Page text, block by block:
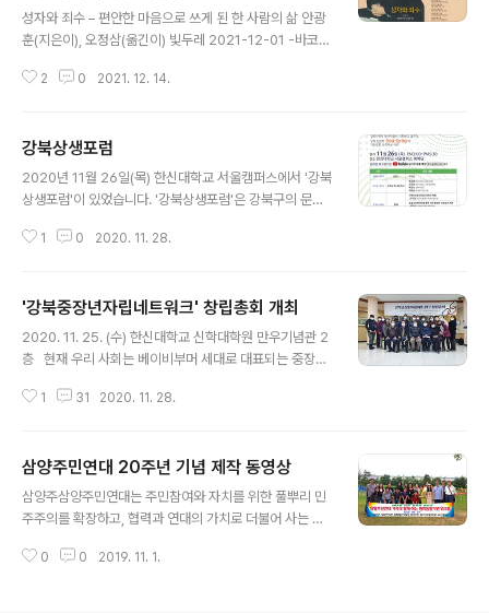
성자와 죄수 – 편안한 마음으로 쓰게 된 한 사람의 삶 안광
훈(지은이), 오정삼(옮긴이) 빛두레 2021-12-01 -바코
-페이지: 292쪽 -규격: 154*2224mm(신국판) -발행
로서 1941년 뉴질랜드 오클랜드에서 태어났다. 1965년
사제로 수품을 받고, 1966년 선교사로 한국으로 파견되었
다. 강원도 원주교구 산간지방과 서울의 빈민지역을 중심
삶의 자리를 틀면서, (사)삼양주민연대 이사장 맡고 있으
2 0 2021. 12. 14.
강북상생포럼
2020년 11월 26일(목) 한신대학교 서울캠퍼스에서 '강북
상생포럼'이 있었습니다. '강북상생포럼'은 강북구의 문제
‘Think-Do-Net’의 가능성을 모색하기 위한 출발점입니
은 코로나 상황을 고려하여 비대면을 원칙으로 하여 발제
와 패널토크의 전 과정을 유튜브로 송출했습니다. https://
youtu.be/tHuvTABKU-s
1 0 2020. 11. 28.
'강북중장년자립네트워크' 창립총회 개최
2020. 11. 25. (수) 한신대학교 신학대학원 만우기념관 2
층 ​ ​ 현재 우리 사회는 베이비부머 세대로 대표되는 중장년
침체에 따른 노동의 불안정성 등을 통해서 빈곤, 무위, 고
립역량을 강화함으로써 안정적인 일자리를 통해 정서적,
경제적 안정과 자존감의 향상을 이룩하고, 협동과 나눔의
공동체 의식을 바탕으로 지속가능한 지역사회의 변화와 발
크'는 강북구 중장년 계층이 당면하고 있는 문제를 개발하
1 31 2020. 11. 28.
삼양주민연대 20주년 기념 제작 동영상
삼양주삼양주민연대는 주민참여와 자치를 위한 풀뿌리 민
주주의를 확장하고, 협력과 연대의 가치로 더불어 사는 지
일, '서울북부실업자사업단 강북지부'로 출범한 삼양주민
0 0 2019. 11. 1.